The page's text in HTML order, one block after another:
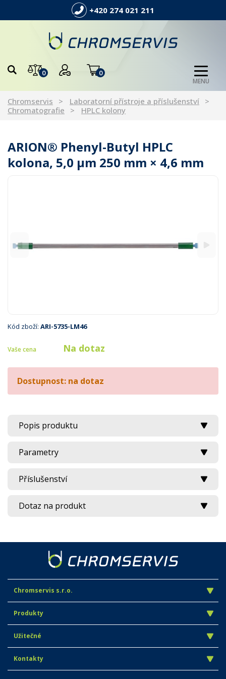
+420 274 021 211
0 0
MENU
Chromservis
Laboratorní přístroje a příslušenství
Chromatografie
HPLC kolony
ARION® Phenyl-Butyl HPLC
kolona, 5,0 µm 250 mm × 4,6 mm
Kód zboží: ARI-5735-LM46
Vaše cena Na dotaz
Dostupnost: na dotaz
Popis produktu
Parametry
Příslušenství
Dotaz na produkt
Chromservis s.r.o.
Produkty
Užitečné
Kontakty